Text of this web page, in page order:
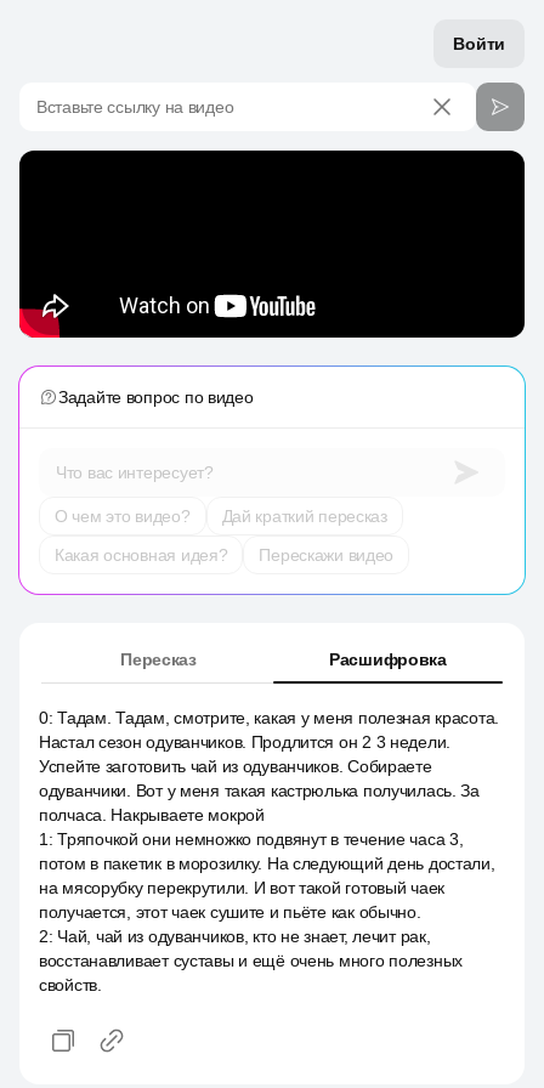
Войти
Вставьте ссылку на видео
Задайте вопрос по видео
Что вас интересует?
О чем это видео?
Дай краткий пересказ
Какая основная идея?
Перескажи видео
Пересказ Расшифровка
0:Тадам. Тадам, смотрите, какая у меня полезная красота.
Настал сезон одуванчиков. Продлится он 2 3 недели.
Успейте заготовить чай из одуванчиков. Собираете
одуванчики. Вот у меня такая кастрюлька получилась. За
полчаса. Накрываете мокрой
1 :Тряпочкой они немножко подвянут в течение часа 3,
потом в пакетик в морозилку. На следующий день достали,
на мясорубку перекрутили. И вот такой готовый чаек
получается, этот чаек сушите и пьёте как обычно.
2: Чай, чай из одуванчиков, кто не знает, лечит рак,
восстанавливает суставы и ещё очень много полезных
свойств.